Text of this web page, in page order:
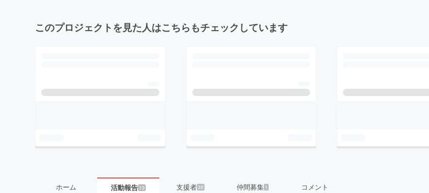
このプロジェクトを見た人はこちらもチェックしています
ホーム 活動報告 13 支援者35 仲間募集 1 コメント